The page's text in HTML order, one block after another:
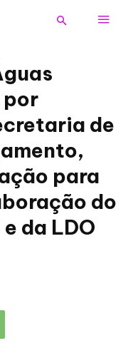
por
de
para
do
da LDO